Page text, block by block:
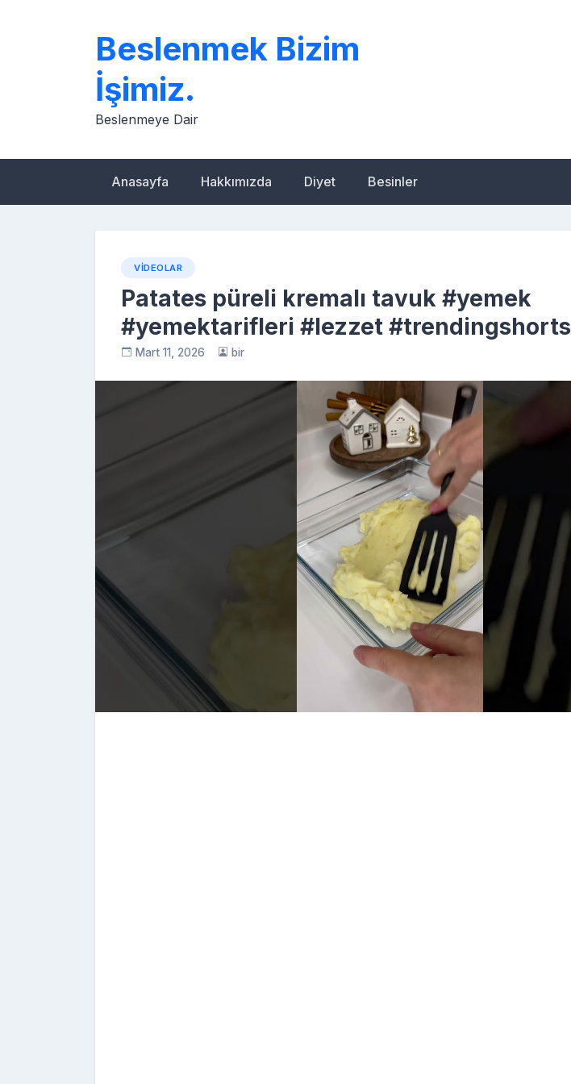
Beslenmek Bizim
İşimiz.
Beslenmeye Dair
Anasayfa Hakkımızda Diyet Besinler
VIDEOLAR
Patates püreli kremalı tavuk #yemek
#yemektarifleri #lezzet #trendingshorts
Mart 11, 2026 bir